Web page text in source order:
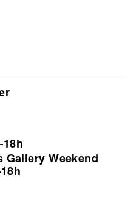
Weekend